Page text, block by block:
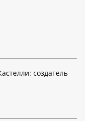
создатель